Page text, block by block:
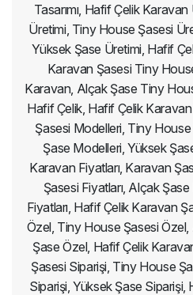
Tasarımı, Hafif Çelik
Üretimi, Tiny House Şasesi
Yüksek Şase Üretimi, Hafif
Karavan Şasesi Tiny
Karavan, Alçak Şase Tiny
Hafif Çelik, Hafif Çelik
Şasesi Modelleri, Tiny
Şase Modelleri, Yüksek
Karavan Fiyatları, Karavan
Şasesi Fiyatları, Alçak
Fiyatları, Hafif Çelik Karavan
Özel, Tiny House Şasesi
Şase Özel, Hafif Çelik
Şasesi Siparişi, Tiny House
Siparişi, Yüksek Şase